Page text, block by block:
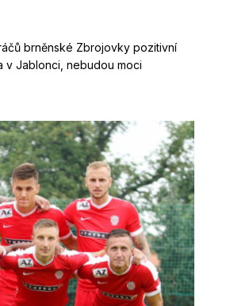
brněnské Zbrojovky pozitivní
v Jablonci, nebudou moci